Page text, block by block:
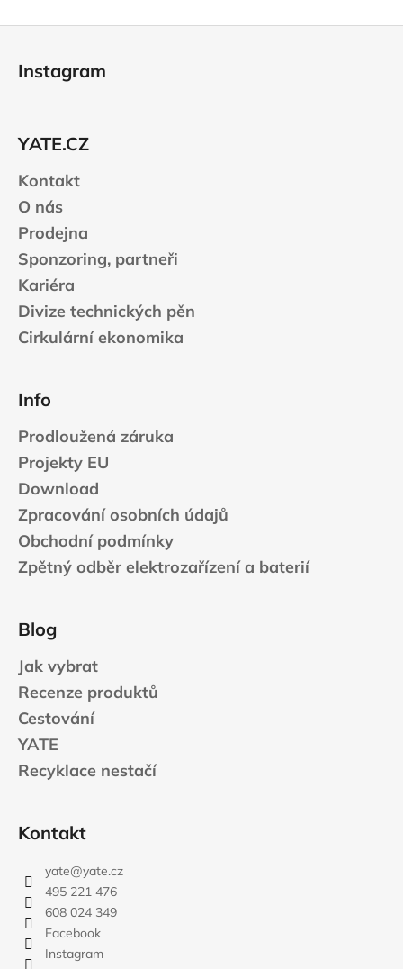
Instagram
YATE.CZ
Kontakt
O nás
Prodejna
Sponzoring, partneři
Kariéra
Divize technických pěn
Cirkulární ekonomika
Info
Prodloužená záruka
Projekty EU
Download
Zpracování osobních údajů
Obchodní podmínky
Zpětný odběr elektrozařízení a baterií
Blog
Jak vybrat
Recenze produktů
Cestování
YATE
Recyklace nestačí
Kontakt
yate@yate.cz
495 221 476
608 024 349
Facebook
Instagram